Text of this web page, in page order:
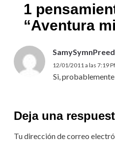
1
“Aventura
SamySymnPreed
12/01/2011 a las 7:19
Si,
Deja una
Tu dirección de correo